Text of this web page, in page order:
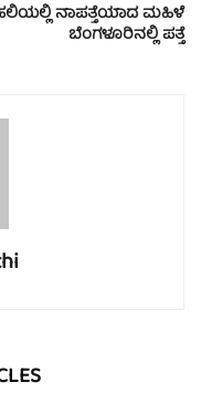
ನಾಪತ್ತೆಯಾದ ಮಹಿಳೆ
ಬೆಂಗಳೂರಿನಲ್ಲಿ ಪತ್ತೆ